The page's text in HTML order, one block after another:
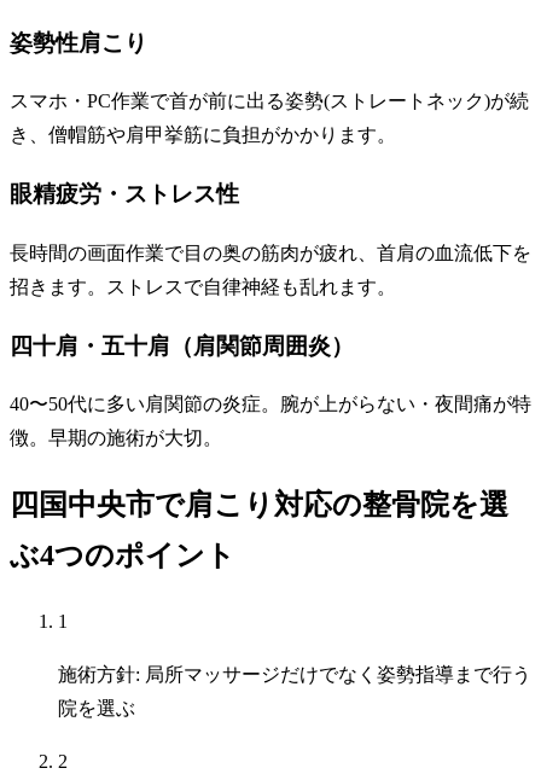
姿勢性肩こり
スマホ・PC作業で首が前に出る姿勢(ストレートネック)が続
き、僧帽筋や肩甲挙筋に負担がかかります。
眼精疲労・ストレス性
長時間の画面作業で目の奥の筋肉が疲れ、首肩の血流低下を
招きます。ストレスで自律神経も乱れます。
四十肩・五十肩（肩関節周囲炎）
40〜50代に多い肩関節の炎症。腕が上がらない・夜間痛が特
徴。早期の施術が大切。
四国中央市で肩こり対応の整骨院を選
ぶ4つのポイント
1
施術方針: 局所マッサージだけでなく姿勢指導まで行う
院を選ぶ
2